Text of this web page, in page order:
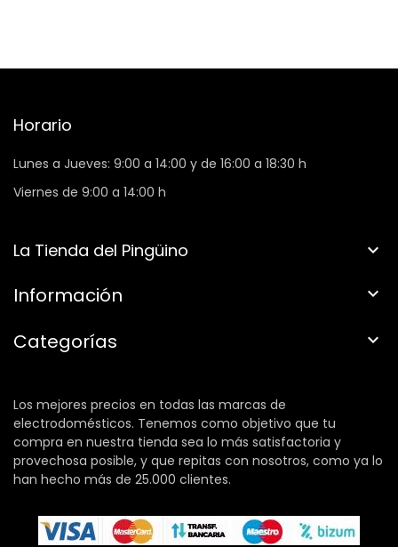
Horario
Lunes a Jueves: 9:00 a 14:00 y de 16:00 a 18:30 h
Viernes de 9:00 a 14:00 h
La Tienda del Pingüino 
Información 
Categorías 
Los mejores precios en todas las marcas de
electrodomésticos. Tenemos como objetivo que tu
compra en nuestra tienda sea lo más satisfactoria y
provechosa posible, y que repitas con nosotros, como ya lo
han hecho más de 25.000 clientes.